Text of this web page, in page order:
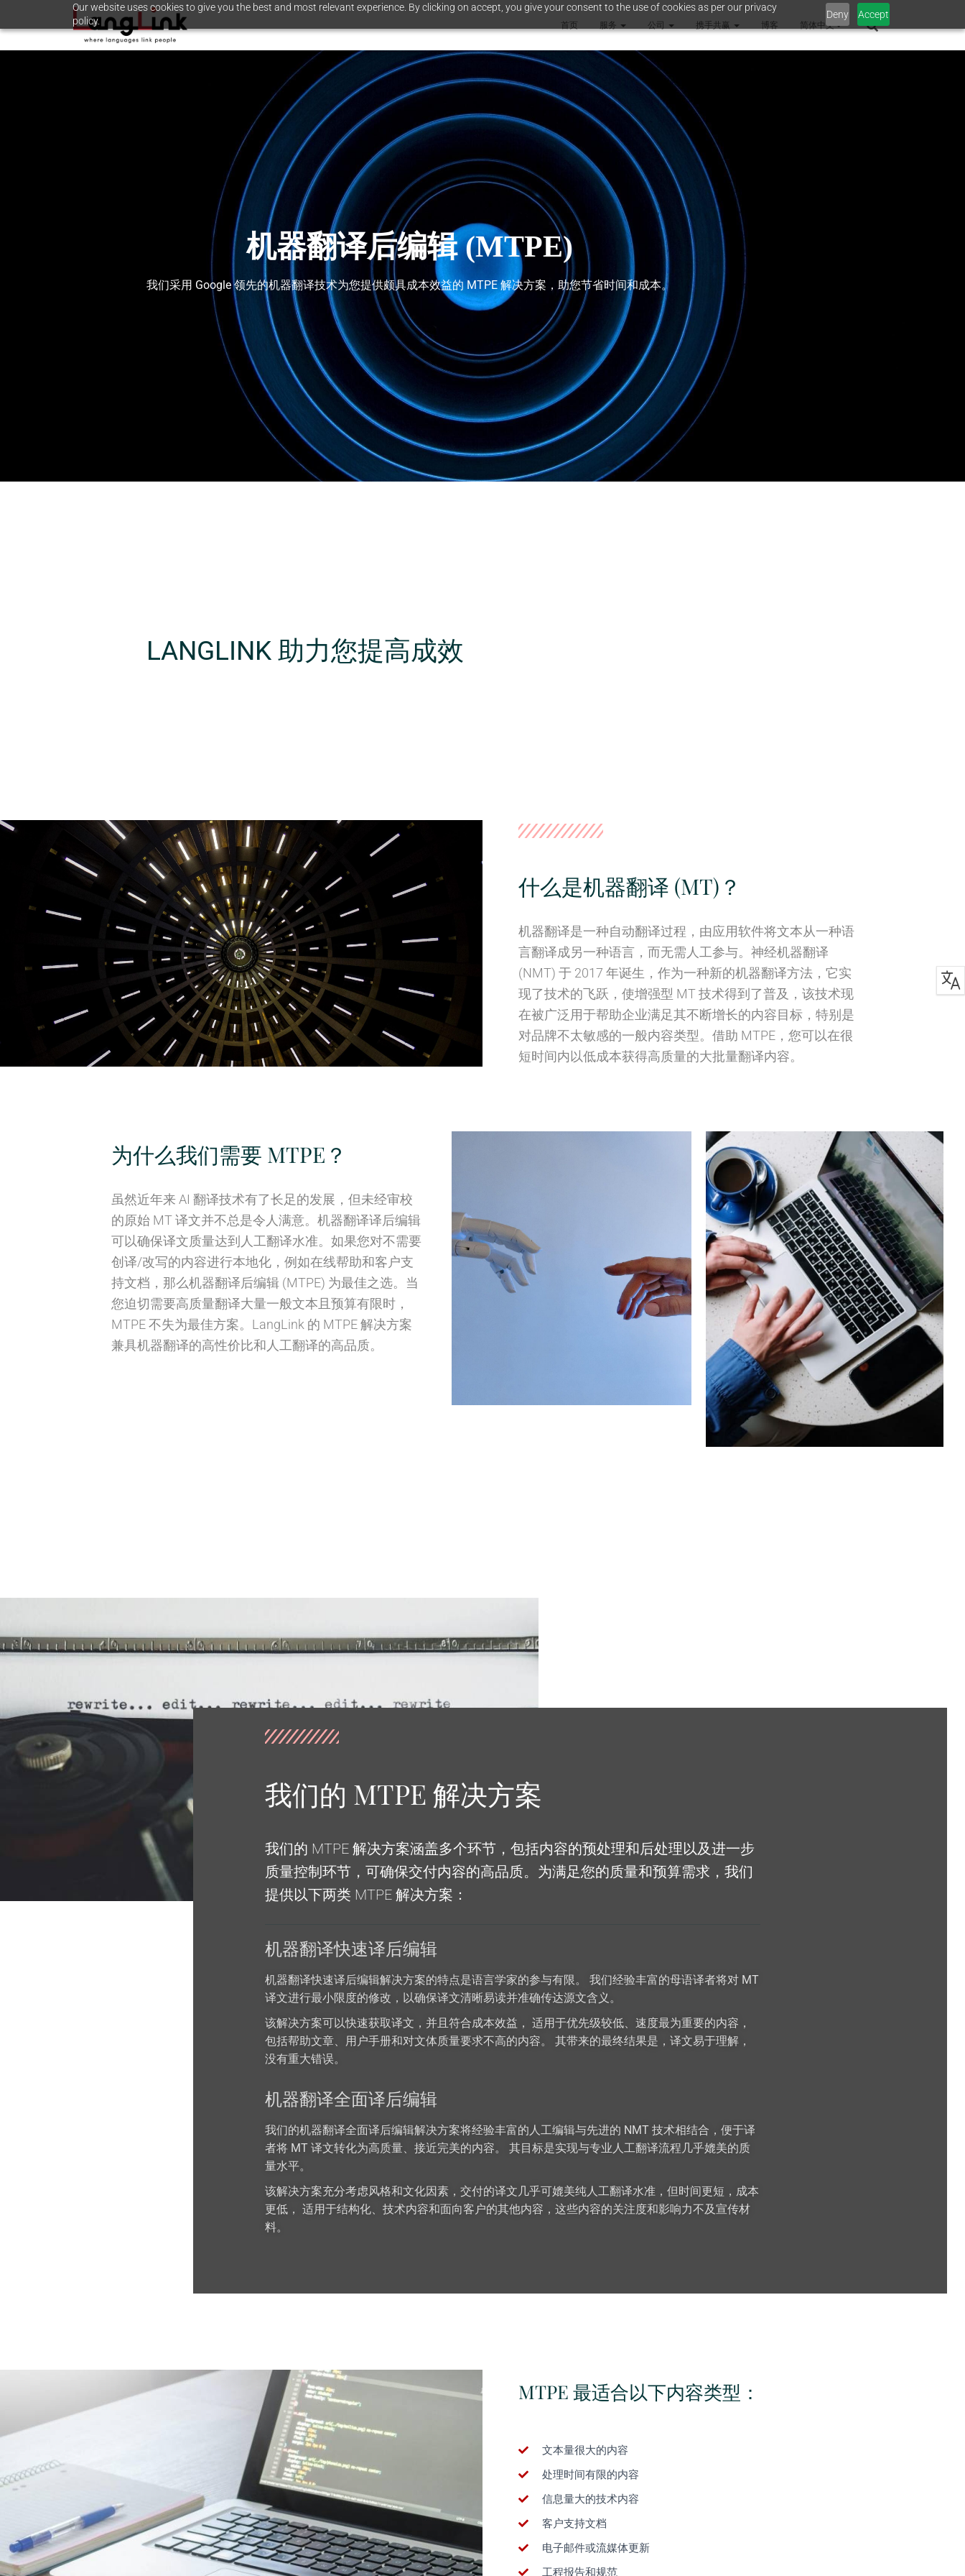
Our website uses cookies to give you the best and most relevant experience. By clicking on accept, you give your consent to the use of cookies as per our privacy
policy.
Deny Accept
首页 服务 公司 携手共赢 博客 简体中文
机器翻译后编辑 (MTPE)
我们采用 Google 领先的机器翻译技术为您提供颇具成本效益的 MTPE 解决方案，助您节省时间和成本。
LANGLINK 助力您提高成效
什么是机器翻译 (MT)？
机器翻译是一种自动翻译过程，由应用软件将文本从一种语
言翻译成另一种语言，而无需人工参与。神经机器翻译
(NMT) 于 2017 年诞生，作为一种新的机器翻译方法，它实
现了技术的飞跃，使增强型 MT 技术得到了普及，该技术现
在被广泛用于帮助企业满足其不断增长的内容目标，特别是
对品牌不太敏感的一般内容类型。借助 MTPE，您可以在很
短时间内以低成本获得高质量的大批量翻译内容。
为什么我们需要 MTPE？
虽然近年来 AI 翻译技术有了长足的发展，但未经审校
的原始 MT 译文并不总是令人满意。机器翻译译后编辑
可以确保译文质量达到人工翻译水准。如果您对不需要
创译/改写的内容进行本地化，例如在线帮助和客户支
持文档，那么机器翻译后编辑 (MTPE) 为最佳之选。当
您迫切需要高质量翻译大量一般文本且预算有限时，
MTPE 不失为最佳方案。LangLink 的 MTPE 解决方案
兼具机器翻译的高性价比和人工翻译的高品质。
我们的 MTPE 解决方案
我们的 MTPE 解决方案涵盖多个环节，包括内容的预处理和后处理以及进一步
质量控制环节，可确保交付内容的高品质。为满足您的质量和预算需求，我们
提供以下两类 MTPE 解决方案：
机器翻译快速译后编辑
机器翻译快速译后编辑解决方案的特点是语言学家的参与有限。 我们经验丰富的母语译者将对 MT
译文进行最小限度的修改，以确保译文清晰易读并准确传达源文含义。
该解决方案可以快速获取译文，并且符合成本效益， 适用于优先级较低、速度最为重要的内容，
包括帮助文章、用户手册和对文体质量要求不高的内容。 其带来的最终结果是，译文易于理解，
没有重大错误。
机器翻译全面译后编辑
我们的机器翻译全面译后编辑解决方案将经验丰富的人工编辑与先进的 NMT 技术相结合，便于译
者将 MT 译文转化为高质量、接近完美的内容。 其目标是实现与专业人工翻译流程几乎媲美的质
量水平。
该解决方案充分考虑风格和文化因素，交付的译文几乎可媲美纯人工翻译水准，但时间更短，成本
更低， 适用于结构化、技术内容和面向客户的其他内容，这些内容的关注度和影响力不及宣传材
料。
MTPE 最适合以下内容类型：
文本量很大的内容
处理时间有限的内容
信息量大的技术内容
客户支持文档
电子邮件或流媒体更新
工程报告和规范